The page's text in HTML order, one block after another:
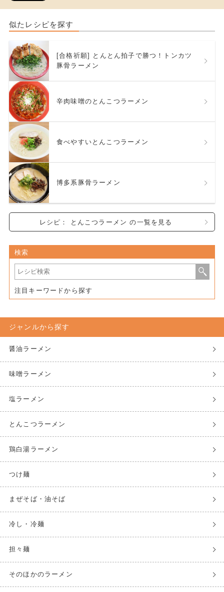
似たレシピを探す
[合格祈願] とんとん拍子で勝つ！トンカツ
豚骨ラーメン
辛肉味噌のとんこつラーメン
食べやすいとんこつラーメン
博多系豚骨ラーメン
レシピ： とんこつラーメン の一覧を見る
検索
注目キーワードから探す
ジャンルから探す
醤油ラーメン
味噌ラーメン
塩ラーメン
とんこつラーメン
鶏白湯ラーメン
つけ麺
まぜそば・油そば
冷し・冷麺
担々麺
そのほかのラーメン